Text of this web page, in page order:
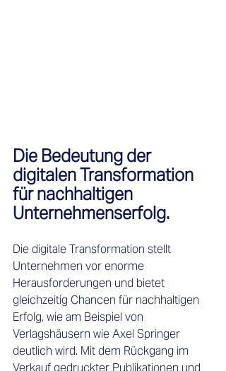
Die Bedeutung der
digitalen Transformation
für nachhaltigen
Unternehmenserfolg.
Die digitale Transformation stellt
Unternehmen vor enorme
Herausforderungen und bietet
gleichzeitig Chancen für nachhaltigen
Erfolg, wie am Beispiel von
Verlagshäusern wie Axel Springer
deutlich wird. Mit dem Rückgang im